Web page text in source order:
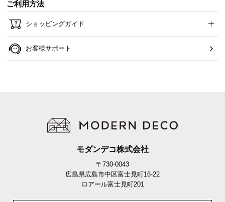
ご利用方法
ショッピングガイド
お客様サポート
モダンデコ株式会社
〒730-0043
広島県広島市中区富士見町16-22
ロアール富士見町201